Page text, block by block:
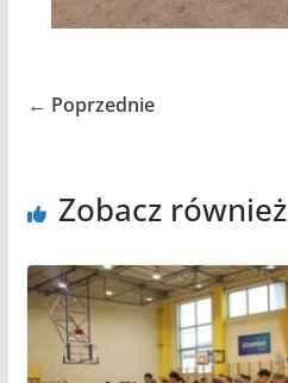
← Poprzednie
Zobacz również